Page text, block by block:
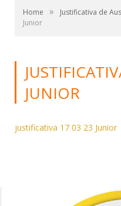
Home » Justificativa de
Junior
JUNIOR
justificativa 17 03 23 Junior